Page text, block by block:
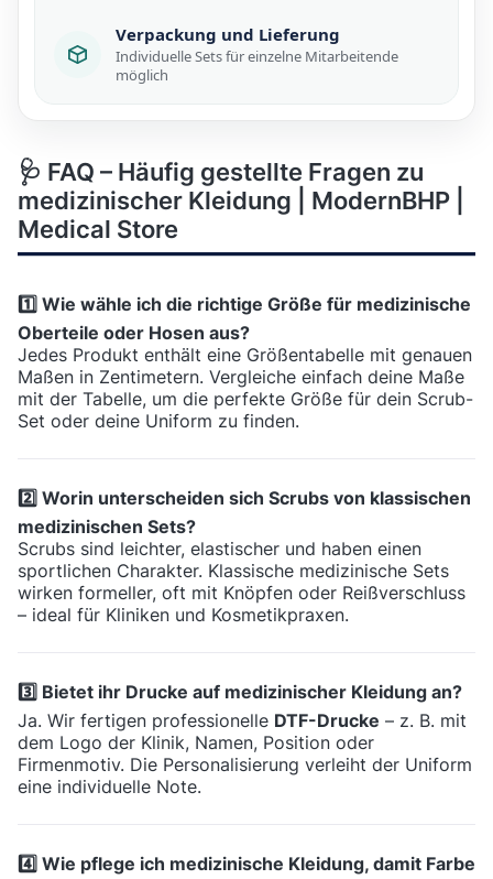
Verpackung und Lieferung
Individuelle Sets für einzelne Mitarbeitende
möglich
🩺 FAQ – Häufig gestellte Fragen zu
medizinischer Kleidung | ModernBHP |
Medical Store
1️⃣ Wie wähle ich die richtige Größe für medizinische
Oberteile oder Hosen aus?
Jedes Produkt enthält eine Größentabelle mit genauen
Maßen in Zentimetern. Vergleiche einfach deine Maße
mit der Tabelle, um die perfekte Größe für dein Scrub-
Set oder deine Uniform zu finden.
2️⃣ Worin unterscheiden sich Scrubs von klassischen
medizinischen Sets?
Scrubs sind leichter, elastischer und haben einen
sportlichen Charakter. Klassische medizinische Sets
wirken formeller, oft mit Knöpfen oder Reißverschluss
– ideal für Kliniken und Kosmetikpraxen.
3️⃣ Bietet ihr Drucke auf medizinischer Kleidung an?
Ja. Wir fertigen professionelle DTF-Drucke – z. B. mit
dem Logo der Klinik, Namen, Position oder
Firmenmotiv. Die Personalisierung verleiht der Uniform
eine individuelle Note.
4️⃣ Wie pflege ich medizinische Kleidung, damit Farbe